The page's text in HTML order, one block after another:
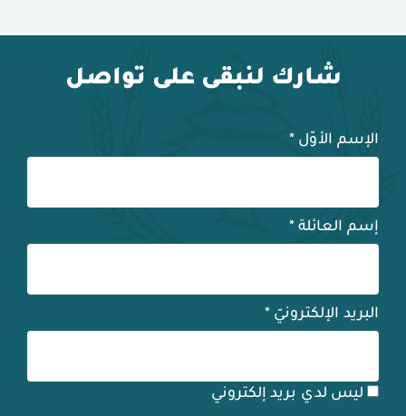
شارك لنبقى على تواصل
الإسم الأوّل *
إسم العائلة *
البريد الإلكترونيّ *
ليس لدي بريد إلكتروني